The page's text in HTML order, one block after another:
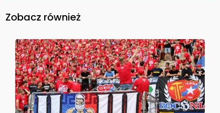
Zobacz również